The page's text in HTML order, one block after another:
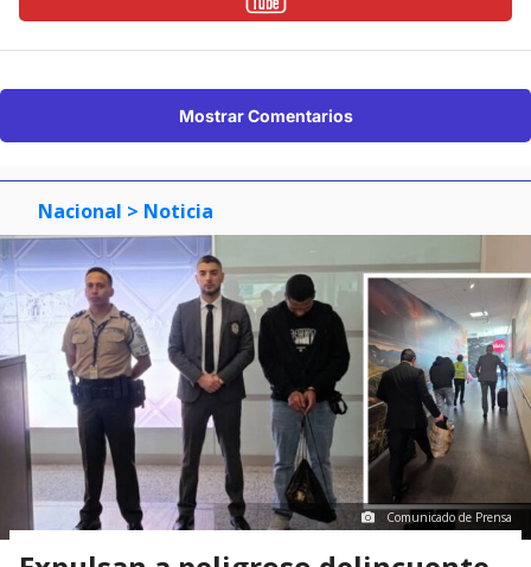
Mostrar Comentarios
Nacional > Noticia
Comunicado de Prensa